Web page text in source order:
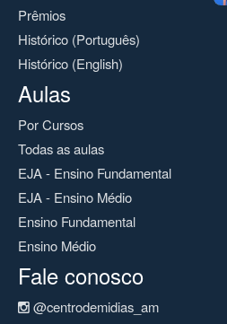
Prêmios
Histórico (Português)
Histórico (English)
Aulas
Por Cursos
Todas as aulas
EJA - Ensino Fundamental
EJA - Ensino Médio
Ensino Fundamental
Ensino Médio
Fale conosco
@centrodemidias_am